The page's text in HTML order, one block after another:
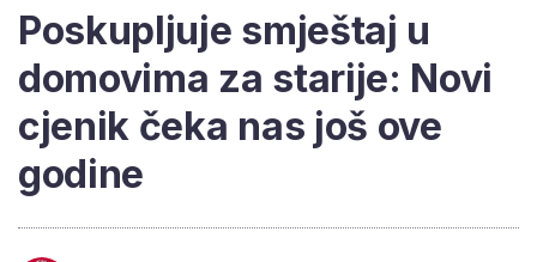
Poskupljuje smještaj u
domovima za starije: Novi
cjenik čeka nas još ove
godine